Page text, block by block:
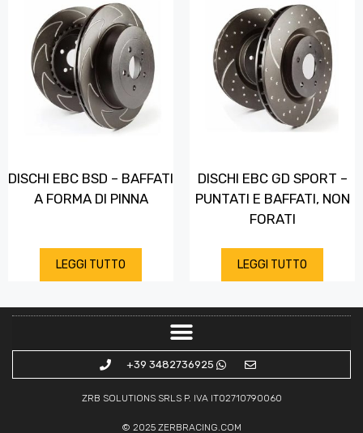
DISCHI EBC BSD – BAFFATI
A FORMA DI PINNA
LEGGI TUTTO
DISCHI EBC GD SPORT –
PUNTATI E BAFFATI, NON
FORATI
LEGGI TUTTO
+39 3482736925
ZRB SOLUTIONS SRLS P. IVA IT02710790060
© 2025 ZERBRACING.COM